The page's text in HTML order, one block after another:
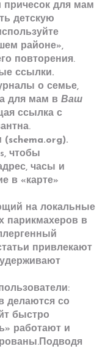
причесок для мам
детскую
районе»,
повторения.
ссылки.
о семье,
для мам в Ваш
ссылка с
(schema.org).
чтобы
часы и
в «карте»
на локальные
парикмахеров в
привлекают
делаются со
быстро
работают и